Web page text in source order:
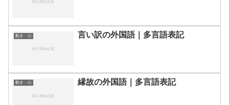
動き・心 言い訳の外国語｜多言語表記
動き・心 縁故の外国語｜多言語表記